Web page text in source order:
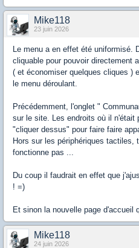
Mike118
23 juin 2026
Le menu a en effet été uniformisé.
cliquable pour pouvoir directement
( et économiser quelques cliques )
le menu déroulant.
Précédemment, l'onglet "
sur le site. Les endroits où il n'était
"cliquer dessus" pour faire faire
Hors sur les périphériques
fonctionne pas ...
Du coup il faudrait en effet que
! =)
Et sinon la nouvelle page d'accueil
Mike118
24 juin 2026